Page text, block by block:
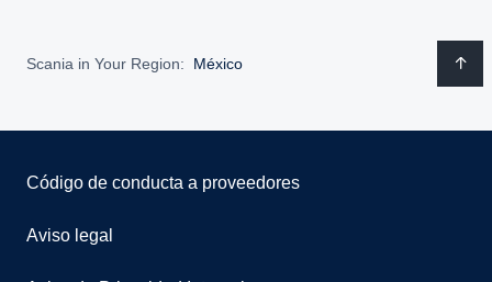
Scania in Your Region: México
Código de conducta a proveedores
Aviso legal